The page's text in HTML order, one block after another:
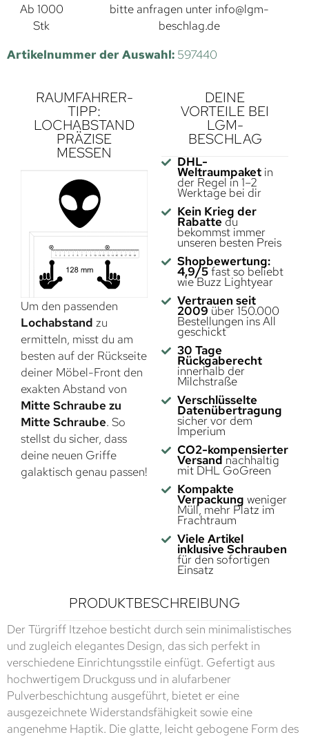
Ab 1000
Stk
bitte anfragen unter info@lgm-
beschlag.de
Artikelnummer der Auswahl: 597440
RAUMFAHRER-
TIPP:
LOCHABSTAND
PRÄZISE
MESSEN
Um den passenden
Lochabstand zu
ermitteln, misst du am
besten auf der Rückseite
deiner Möbel-Front den
exakten Abstand von
Mitte Schraube zu
Mitte Schraube. So
stellst du sicher, dass
deine neuen Griffe
galaktisch genau passen!
DEINE
VORTEILE BEI
LGM-
BESCHLAG
DHL-
Weltraumpaketin
der Regel in 1–2
Werktage bei dir
Kein Krieg der
Rabatte du
bekommst immer
unseren besten Preis
Shopbewertung:
4,9/5fast so beliebt
wie Buzz Lightyear
Vertrauen seit
2009 über 150.000
Bestellungen ins All
geschickt
30 Tage
Rückgaberecht
innerhalb der
Milchstraße
Verschlüsselte
Datenübertragung
sicher vor dem
Imperium
CO2-kompensierter
Versand nachhaltig
mit DHL GoGreen
Kompakte
Verpackung weniger
Müll, mehr Platz im
Frachtraum
Viele Artikel
inklusive Schrauben
für den sofortigen
Einsatz
PRODUKTBESCHREIBUNG
Der Türgriff Itzehoe besticht durch sein minimalistisches
und zugleich elegantes Design, das sich perfekt in
verschiedene Einrichtungsstile einfügt. Gefertigt aus
hochwertigem Druckguss und in alufarbener
Pulverbeschichtung ausgeführt, bietet er eine
ausgezeichnete Widerstandsfähigkeit sowie eine
angenehme Haptik. Die glatte, leicht gebogene Form des